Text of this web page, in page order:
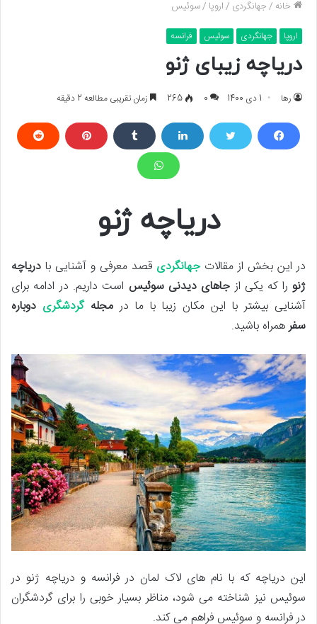
خانه /جهانگردی /اروپا /سوئیس
اروپا جهانگردی سوئیس فرانسه
دریاچه زیبای ژنو
رها 1 دی 1400 0
265 زمان تقریبی مطالعه 2 دقیقه
دریاچه ژنو
در این بخش از مقالات جهانگردی قصد معرفی و آشنایی با دریاچه
ژنو را که یکی از جاهای دیدنی سوئیس است داریم. در ادامه برای
آشنایی بیشتر با این مکان زیبا با ما در مجلهگردشگری دوباره
سفرهمراه باشید.
این دریاچه که با نام های لاک لمان در فرانسه و دریاچه ژنو در
سوئیس نیز شناخته می شود، مناظر بسیار خوبی را برای گردشگران
در فرانسه و سوئیس فراهم می کند.